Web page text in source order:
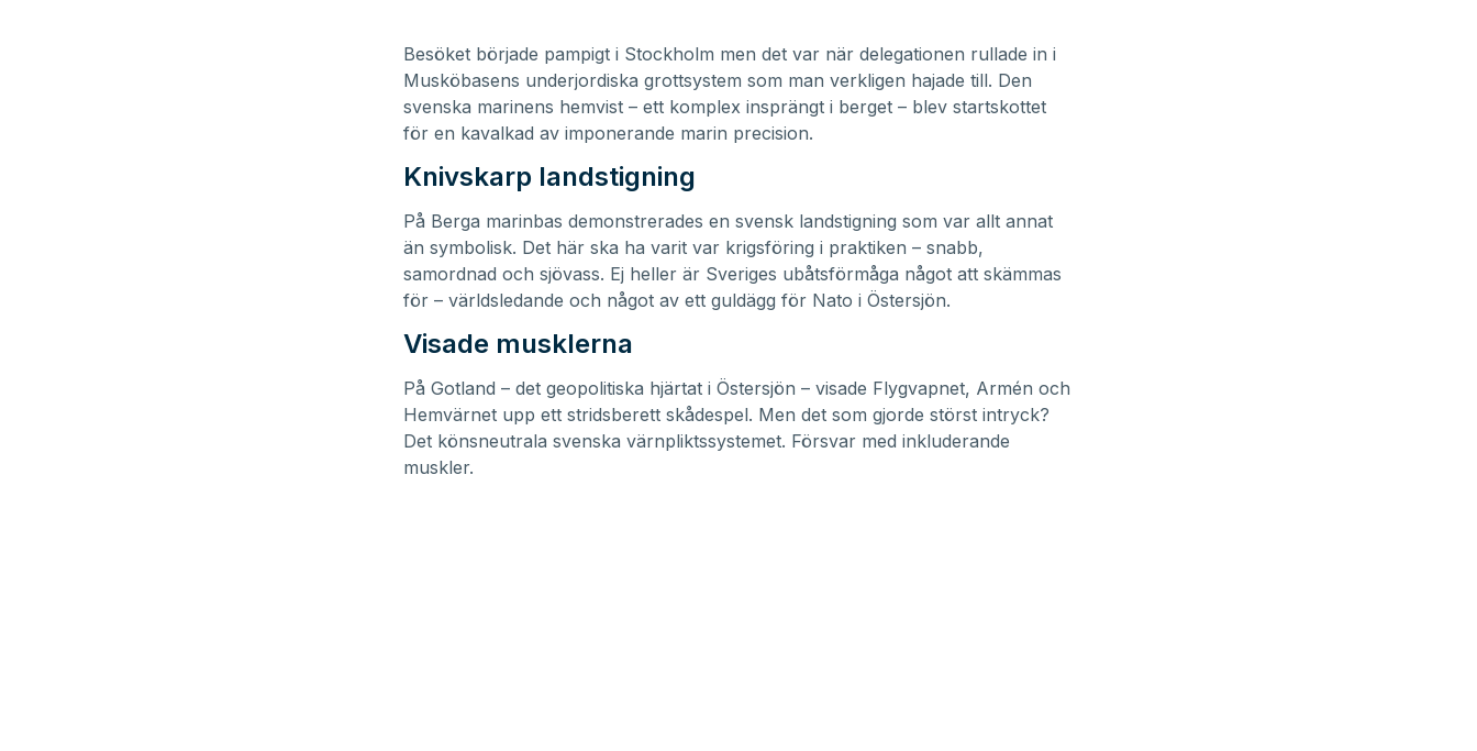
Besöket började pampigt i Stockholm men det var när delegationen rullade in i
Musköbasens underjordiska grottsystem som man verkligen hajade till. Den
svenska marinens hemvist – ett komplex insprängt i berget – blev startskottet
för en kavalkad av imponerande marin precision.
Knivskarp landstigning
På Berga marinbas demonstrerades en svensk landstigning som var allt annat
än symbolisk. Det här ska ha varit var krigsföring i praktiken – snabb,
samordnad och sjövass. Ej heller är Sveriges ubåtsförmåga något att skämmas
för – världsledande och något av ett guldägg för Nato i Östersjön.
Visade musklerna
På Gotland – det geopolitiska hjärtat i Östersjön – visade Flygvapnet, Armén och
Hemvärnet upp ett stridsberett skådespel. Men det som gjorde störst intryck?
Det könsneutrala svenska värnpliktssystemet. Försvar med inkluderande
muskler.